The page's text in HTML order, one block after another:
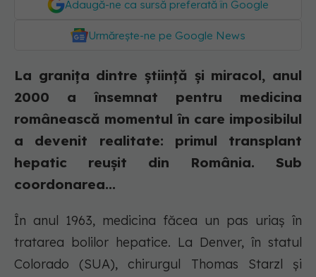
Adaugă-ne ca sursă preferată în Google
Urmărește-ne pe Google News
La granița dintre știință și miracol, anul
2000 a însemnat pentru medicina
românească momentul în care imposibilul
a devenit realitate: primul transplant
hepatic reușit din România. Sub
coordonarea...
În anul 1963, medicina făcea un pas uriaș în
tratarea bolilor hepatice. La Denver, în statul
Colorado (SUA), chirurgul Thomas Starzl și